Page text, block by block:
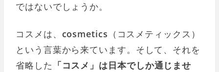
ではないでしょうか。
コスメは、 cosmetics （コスメティックス）
という言葉から来ています。そして、それを
省略した 「コスメ」は日本でしか通じませ